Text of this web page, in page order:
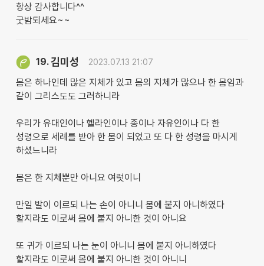
항상 감사합니다^^
굿밤되세요~~
19.김미성 2023.07.13 21:07
몸은 하나인데 많은 지체가 있고 몸의 지체가 많으나 한 몸임과
같이 그리스도도 그러하니라
우리가 유대인이나 헬라인이나 종이나 자유인이나 다 한
성령으로 세례를 받아 한 몸이 되었고 또 다 한 성령을 마시게
하셨느니라
몸은 한 지체뿐만 아니요 여럿이니
만일 발이 이르되 나는 손이 아니니 몸에 붙지 아니하였다
할지라도 이로써 몸에 붙지 아니한 것이 아니요
또 귀가 이르되 나는 눈이 아니니 몸에 붙지 아니하였다
할지라도 이로써 몸에 붙지 아니한 것이 아니니